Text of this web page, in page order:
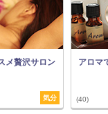
メ贅沢サロン
気分
アロマ
(40)